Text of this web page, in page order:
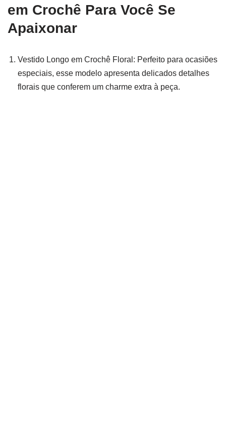
em Crochê Para Você Se
Apaixonar
Vestido Longo em Crochê Floral: Perfeito para ocasiões
especiais, esse modelo apresenta delicados detalhes
florais que conferem um charme extra à peça.